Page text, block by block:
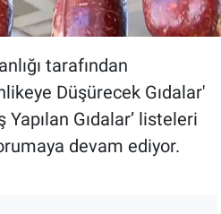
tarafından
Düşürecek Gıdalar'
Gıdalar’ listeleri
devam ediyor.